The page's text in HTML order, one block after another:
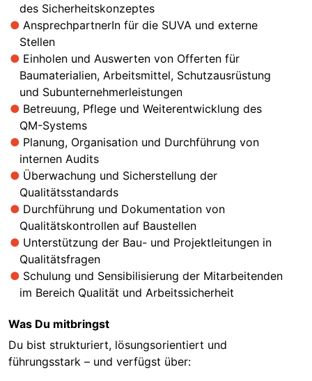
des Sicherheitskonzeptes
AnsprechpartnerIn für die SUVA und externe
Stellen
Einholen und Auswerten von Offerten für
Baumaterialien, Arbeitsmittel, Schutzausrüstung
und Subunternehmerleistungen
Betreuung, Pflege und Weiterentwicklung des
QM-Systems
Planung, Organisation und Durchführung von
internen Audits
Überwachung und Sicherstellung der
Qualitätsstandards
Durchführung und Dokumentation von
Qualitätskontrollen auf Baustellen
Unterstützung der Bau- und Projektleitungen in
Qualitätsfragen
Schulung und Sensibilisierung der Mitarbeitenden
im Bereich Qualität und Arbeitssicherheit
Was Du mitbringst
Du bist strukturiert, lösungsorientiert und
führungsstark – und verfügst über: